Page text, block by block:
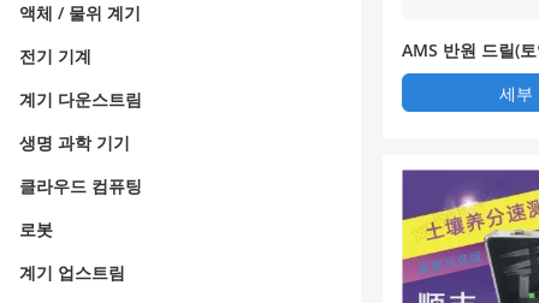
액체 / 물위 계기
전기 기계
계기 다운스트림
생명 과학 기기
클라우드 컴퓨팅
로봇
계기 업스트림
AMS 반원 드릴(
세부